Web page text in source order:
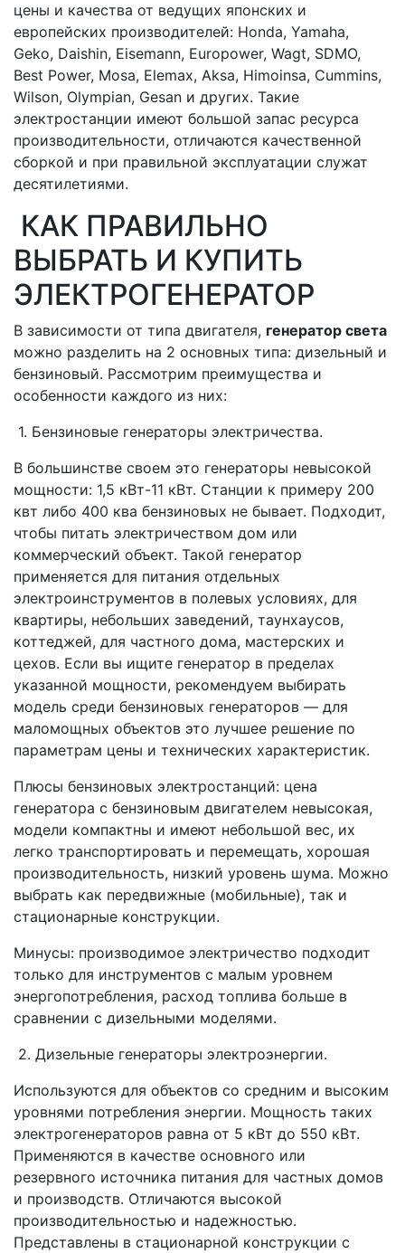
цены и качества от ведущих японских и
европейских производителей: Honda, Yamaha,
Geko, Daishin, Eisemann, Europower, Wagt, SDMO,
Best Power, Mosa, Elemax, Aksa, Himoinsa, Cummins,
Wilson, Olympian, Gesan и других. Такие
электростанции имеют большой запас ресурса
производительности, отличаются качественной
сборкой и при правильной эксплуатации служат
десятилетиями.
КАК ПРАВИЛЬНО
ВЫБРАТЬ И КУПИТЬ
ЭЛЕКТРОГЕНЕРАТОР
В зависимости от типа двигателя, генератор света
можно разделить на 2 основных типа: дизельный и
бензиновый. Рассмотрим преимущества и
особенности каждого из них:
1. Бензиновые генераторы электричества.
В большинстве своем это генераторы невысокой
мощности: 1,5 кВт-11 кВт. Станции к примеру 200
квт либо 400 ква бензиновых не бывает. Подходит,
чтобы питать электричеством дом или
коммерческий объект. Такой генератор
применяется для питания отдельных
электроинструментов в полевых условиях, для
квартиры, небольших заведений, таунхаусов,
коттеджей, для частного дома, мастерских и
цехов. Если вы ищите генератор в пределах
указанной мощности, рекомендуем выбирать
модель среди бензиновых генераторов — для
маломощных объектов это лучшее решение по
параметрам цены и технических характеристик.
Плюсы бензиновых электростанций: цена
генератора с бензиновым двигателем невысокая,
модели компактны и имеют небольшой вес, их
легко транспортировать и перемещать, хорошая
производительность, низкий уровень шума. Можно
выбрать как передвижные (мобильные), так и
стационарные конструкции.
Минусы: производимое электричество подходит
только для инструментов с малым уровнем
энергопотребления, расход топлива больше в
сравнении с дизельными моделями.
2. Дизельные генераторы электроэнергии.
Используются для объектов со средним и высоким
уровнями потребления энергии. Мощность таких
электрогенераторов равна от 5 кВт до 550 кВт.
Применяются в качестве основного или
резервного источника питания для частных домов
и производств. Отличаются высокой
производительностью и надежностью.
Представлены в стационарной конструкции с